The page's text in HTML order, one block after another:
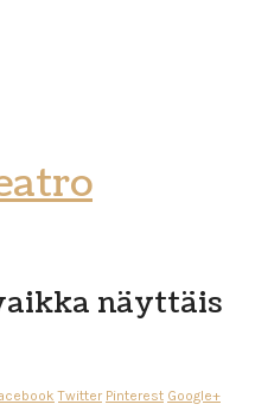
näyttäis
Twitter Pinterest Google+